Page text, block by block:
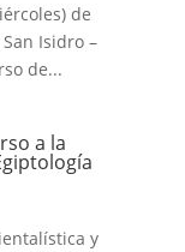
de
Isidro –
de...
a la
y